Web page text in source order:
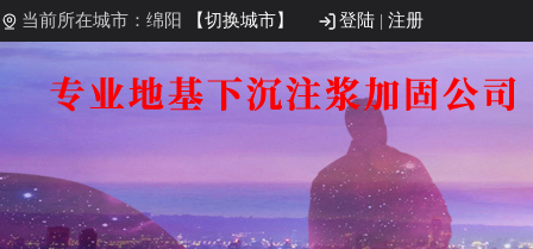
当前所在城市：绵阳 【切换城市】 登陆 | 注册